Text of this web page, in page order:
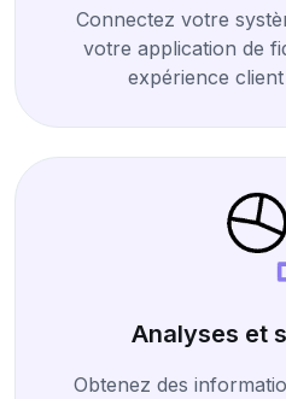
Connectez votre
votre application de
expérience
Analyses et
Obtenez des